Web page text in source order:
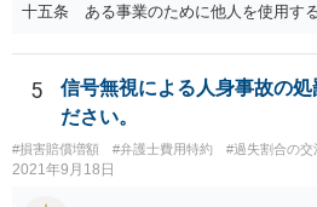
十五条 ある事業のために他人を使用す
用者が被用者の選任及びその事業の監督
き、又は相当の注意をしても損害が生ず
りでない。 会社側の言い分に付き合わ
さったほうがよろしいかもしれません。
本件に使えるか、使おうとするかが定か
ヶ月のうちに4回も事故」の事実は、会
5
信号無視による人身事故の処
ださい。
#損害賠償増額 #弁護士費用特約 #過失割合の交
2021年9月18日